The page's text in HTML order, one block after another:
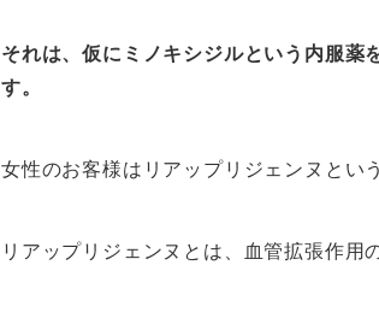
それは、仮にミノキシジルという内服薬
す。
女性のお客様はリアップリジェンヌとい
リアップリジェンヌとは、血管拡張作